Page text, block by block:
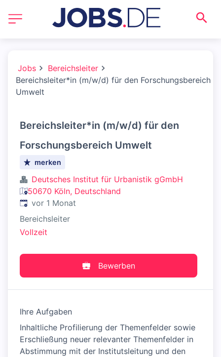
Jobs
Bereichsleiter
Bereichsleiter*in (m/w/d) für den Forschungsbereich
Umwelt
Bereichsleiter*in (m/w/d) für den
Forschungsbereich Umwelt
merken
Deutsches Institut für Urbanistik gGmbH
50670 Köln, Deutschland
Veröffentlicht:
vor 1 Monat
Bereichsleiter
Vollzeit
Bewerben
Ihre Aufgaben
Inhaltliche Profilierung der Themenfelder sowie
Erschließung neuer relevanter Themenfelder in
Abstimmung mit der Institutsleitung und den